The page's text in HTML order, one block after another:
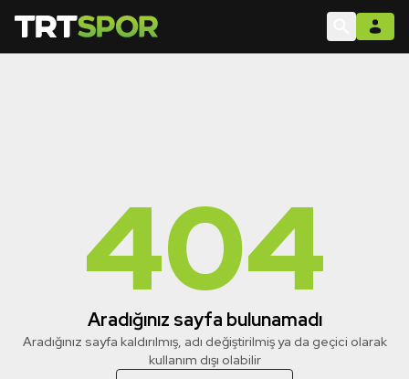
404
Aradığınız sayfa bulunamadı
Aradığınız sayfa kaldırılmış, adı değiştirilmiş ya da geçici olarak
kullanım dışı olabilir